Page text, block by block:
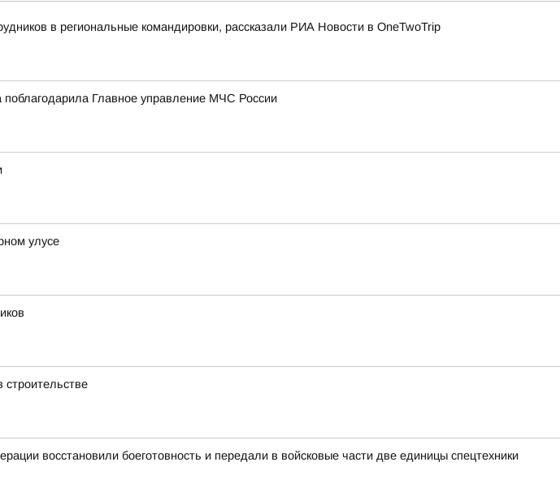
в региональные командировки, рассказали РИА Новости в OneTwoTrip
поблагодарила Главное управление МЧС России
улусе
восстановили боеготовность и передали в войсковые части две единицы спецтехники